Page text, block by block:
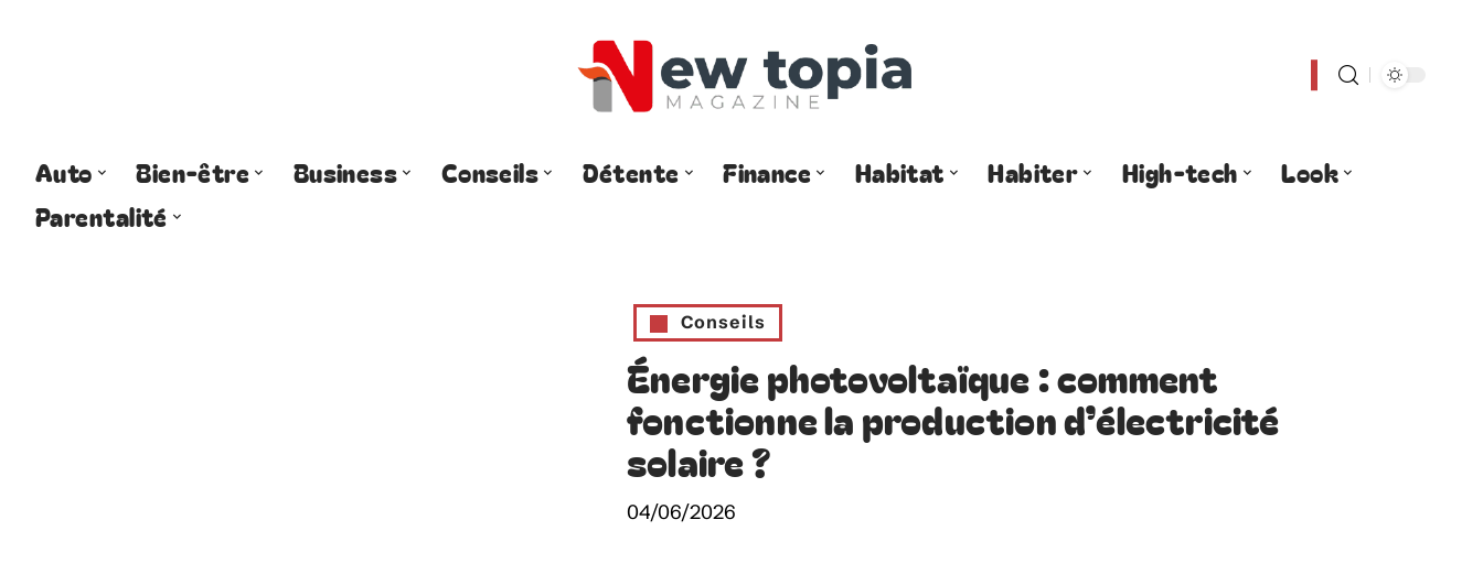
Auto Bien-être Business Conseils Détente Finance Habitat Habiter High-tech
Look
Parentalité
Conseils
Énergie photovoltaïque : comment
fonctionne la production d’électricité
solaire ?
04/06/2026